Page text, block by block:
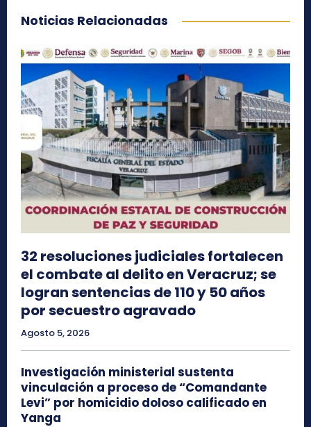
Noticias Relacionadas
32 resoluciones judiciales fortalecen
el combate al delito en Veracruz; se
logran sentencias de 110 y 50 años
por secuestro agravado
Agosto 5, 2026
Investigación ministerial sustenta
vinculación a proceso de “Comandante
Levi” por homicidio doloso calificado en
Yanga